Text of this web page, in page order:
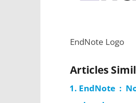
EndNote Logo
Articles
EndNote :